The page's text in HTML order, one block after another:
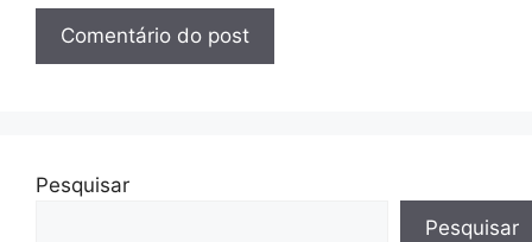
Pesquisar
Pesquisar